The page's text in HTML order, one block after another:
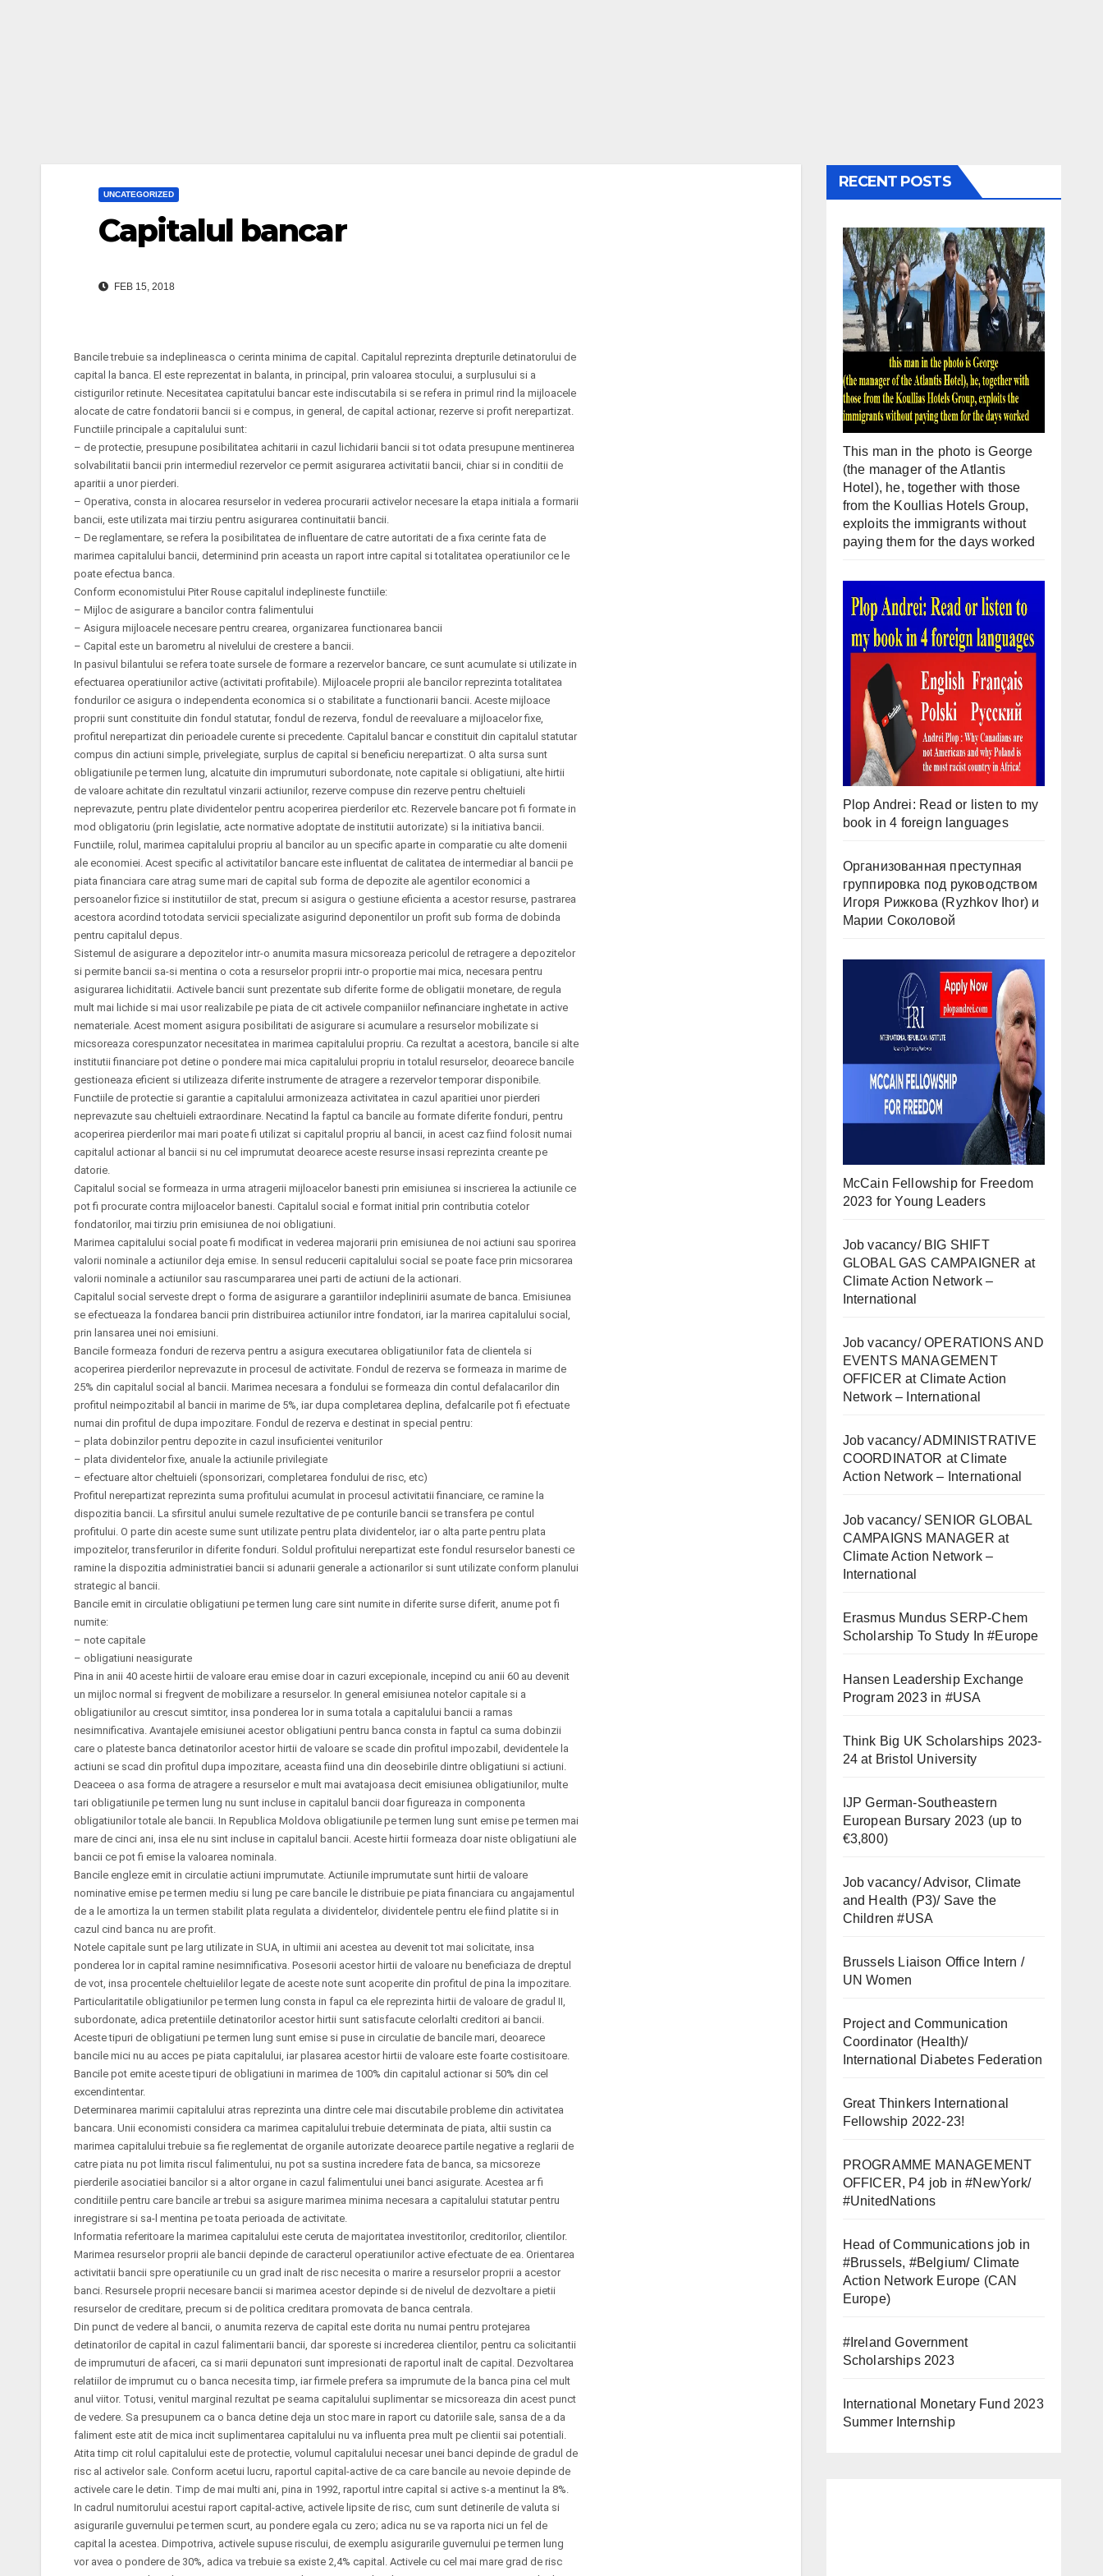
UNCATEGORIZED
Capitalul bancar
FEB 15, 2018
Bancile trebuie sa indeplineasca o cerinta minima de capital. Capitalul reprezinta drepturile detinatorului de
capital la banca. El este reprezentat in balanta, in principal, prin valoarea stocului, a surplusului si a
cistigurilor retinute. Necesitatea capitatului bancar este indiscutabila si se refera in primul rind la mijloacele
alocate de catre fondatorii bancii si e compus, in general, de capital actionar, rezerve si profit nerepartizat.
Functiile principale a capitalului sunt:
– de protectie, presupune posibilitatea achitarii in cazul lichidarii bancii si tot odata presupune mentinerea
solvabilitatii bancii prin intermediul rezervelor ce permit asigurarea activitatii bancii, chiar si in conditii de
aparitii a unor pierderi.
– Operativa, consta in alocarea resurselor in vederea procurarii activelor necesare la etapa initiala a formarii
bancii, este utilizata mai tirziu pentru asigurarea continuitatii bancii.
– De reglamentare, se refera la posibilitatea de influentare de catre autoritati de a fixa cerinte fata de
marimea capitalului bancii, determinind prin aceasta un raport intre capital si totalitatea operatiunilor ce le
poate efectua banca.
Conform economistului Piter Rouse capitalul indeplineste functiile:
– Mijloc de asigurare a bancilor contra falimentului
– Asigura mijloacele necesare pentru crearea, organizarea functionarea bancii
– Capital este un barometru al nivelului de crestere a bancii.
In pasivul bilantului se refera toate sursele de formare a rezervelor bancare, ce sunt acumulate si utilizate in
efectuarea operatiunilor active (activitati profitabile). Mijloacele proprii ale bancilor reprezinta totalitatea
fondurilor ce asigura o independenta economica si o stabilitate a functionarii bancii. Aceste mijloace
proprii sunt constituite din fondul statutar, fondul de rezerva, fondul de reevaluare a mijloacelor fixe,
profitul nerepartizat din perioadele curente si precedente. Capitalul bancar e constituit din capitalul statutar
compus din actiuni simple, privelegiate, surplus de capital si beneficiu nerepartizat. O alta sursa sunt
obligatiunile pe termen lung, alcatuite din imprumuturi subordonate, note capitale si obligatiuni, alte hirtii
de valoare achitate din rezultatul vinzarii actiunilor, rezerve compuse din rezerve pentru cheltuieli
neprevazute, pentru plate dividentelor pentru acoperirea pierderilor etc. Rezervele bancare pot fi formate in
mod obligatoriu (prin legislatie, acte normative adoptate de institutii autorizate) si la initiativa bancii.
Functiile, rolul, marimea capitalului propriu al bancilor au un specific aparte in comparatie cu alte domenii
ale economiei. Acest specific al activitatilor bancare este influentat de calitatea de intermediar al bancii pe
piata financiara care atrag sume mari de capital sub forma de depozite ale agentilor economici a
persoanelor fizice si institutiilor de stat, precum si asigura o gestiune eficienta a acestor resurse, pastrarea
acestora acordind totodata servicii specializate asigurind deponentilor un profit sub forma de dobinda
pentru capitalul depus.
Sistemul de asigurare a depozitelor intr-o anumita masura micsoreaza pericolul de retragere a depozitelor
si permite bancii sa-si mentina o cota a resurselor proprii intr-o proportie mai mica, necesara pentru
asigurarea lichiditatii. Activele bancii sunt prezentate sub diferite forme de obligatii monetare, de regula
mult mai lichide si mai usor realizabile pe piata de cit activele companiilor nefinanciare inghetate in active
nemateriale. Acest moment asigura posibilitati de asigurare si acumulare a resurselor mobilizate si
micsoreaza corespunzator necesitatea in marimea capitalului propriu. Ca rezultat a acestora, bancile si alte
institutii financiare pot detine o pondere mai mica capitalului propriu in totalul resurselor, deoarece bancile
gestioneaza eficient si utilizeaza diferite instrumente de atragere a rezervelor temporar disponibile.
Functiile de protectie si garantie a capitalului armonizeaza activitatea in cazul aparitiei unor pierderi
neprevazute sau cheltuieli extraordinare. Necatind la faptul ca bancile au formate diferite fonduri, pentru
acoperirea pierderilor mai mari poate fi utilizat si capitalul propriu al bancii, in acest caz fiind folosit numai
capitalul actionar al bancii si nu cel imprumutat deoarece aceste resurse insasi reprezinta creante pe
datorie.
Capitalul social se formeaza in urma atragerii mijloacelor banesti prin emisiunea si inscrierea la actiunile ce
pot fi procurate contra mijloacelor banesti. Capitalul social e format initial prin contributia cotelor
fondatorilor, mai tirziu prin emisiunea de noi obligatiuni.
Marimea capitalului social poate fi modificat in vederea majorarii prin emisiunea de noi actiuni sau sporirea
valorii nominale a actiunilor deja emise. In sensul reducerii capitalului social se poate face prin micsorarea
valorii nominale a actiunilor sau rascumpararea unei parti de actiuni de la actionari.
Capitalul social serveste drept o forma de asigurare a garantiilor indeplinirii asumate de banca. Emisiunea
se efectueaza la fondarea bancii prin distribuirea actiunilor intre fondatori, iar la marirea capitalului social,
prin lansarea unei noi emisiuni.
Bancile formeaza fonduri de rezerva pentru a asigura executarea obligatiunilor fata de clientela si
acoperirea pierderilor neprevazute in procesul de activitate. Fondul de rezerva se formeaza in marime de
25% din capitalul social al bancii. Marimea necesara a fondului se formeaza din contul defalacarilor din
profitul neimpozitabil al bancii in marime de 5%, iar dupa completarea deplina, defalcarile pot fi efectuate
numai din profitul de dupa impozitare. Fondul de rezerva e destinat in special pentru:
– plata dobinzilor pentru depozite in cazul insuficientei veniturilor
– plata dividentelor fixe, anuale la actiunile privilegiate
– efectuare altor cheltuieli (sponsorizari, completarea fondului de risc, etc)
Profitul nerepartizat reprezinta suma profitului acumulat in procesul activitatii financiare, ce ramine la
dispozitia bancii. La sfirsitul anului sumele rezultative de pe conturile bancii se transfera pe contul
profitului. O parte din aceste sume sunt utilizate pentru plata dividentelor, iar o alta parte pentru plata
impozitelor, transferurilor in diferite fonduri. Soldul profitului nerepartizat este fondul resurselor banesti ce
ramine la dispozitia administratiei bancii si adunarii generale a actionarilor si sunt utilizate conform planului
strategic al bancii.
Bancile emit in circulatie obligatiuni pe termen lung care sint numite in diferite surse diferit, anume pot fi
numite:
– note capitale
– obligatiuni neasigurate
Pina in anii 40 aceste hirtii de valoare erau emise doar in cazuri excepionale, incepind cu anii 60 au devenit
un mijloc normal si fregvent de mobilizare a resurselor. In general emisiunea notelor capitale si a
obligatiunilor au crescut simtitor, insa ponderea lor in suma totala a capitalului bancii a ramas
nesimnificativa. Avantajele emisiunei acestor obligatiuni pentru banca consta in faptul ca suma dobinzii
care o plateste banca detinatorilor acestor hirtii de valoare se scade din profitul impozabil, devidentele la
actiuni se scad din profitul dupa impozitare, aceasta fiind una din deosebirile dintre obligatiuni si actiuni.
Deaceea o asa forma de atragere a resurselor e mult mai avatajoasa decit emisiunea obligatiunilor, multe
tari obligatiunile pe termen lung nu sunt incluse in capitalul bancii doar figureaza in componenta
obligatiunilor totale ale bancii. In Republica Moldova obligatiunile pe termen lung sunt emise pe termen mai
mare de cinci ani, insa ele nu sint incluse in capitalul bancii. Aceste hirtii formeaza doar niste obligatiuni ale
bancii ce pot fi emise la valoarea nominala.
Bancile engleze emit in circulatie actiuni imprumutate. Actiunile imprumutate sunt hirtii de valoare
nominative emise pe termen mediu si lung pe care bancile le distribuie pe piata financiara cu angajamentul
de a le amortiza la un termen stabilit plata regulata a dividentelor, dividentele pentru ele fiind platite si in
cazul cind banca nu are profit.
Notele capitale sunt pe larg utilizate in SUA, in ultimii ani acestea au devenit tot mai solicitate, insa
ponderea lor in capital ramine nesimnificativa. Posesorii acestor hirtii de valoare nu beneficiaza de dreptul
de vot, insa procentele cheltuielilor legate de aceste note sunt acoperite din profitul de pina la impozitare.
Particularitatile obligatiunilor pe termen lung consta in fapul ca ele reprezinta hirtii de valoare de gradul II,
subordonate, adica pretentiile detinatorilor acestor hirtii sunt satisfacute celorlalti creditori ai bancii.
Aceste tipuri de obligatiuni pe termen lung sunt emise si puse in circulatie de bancile mari, deoarece
bancile mici nu au acces pe piata capitalului, iar plasarea acestor hirtii de valoare este foarte costisitoare.
Bancile pot emite aceste tipuri de obligatiuni in marimea de 100% din capitalul actionar si 50% din cel
excendintentar.
Determinarea marimii capitalului atras reprezinta una dintre cele mai discutabile probleme din activitatea
bancara. Unii economisti considera ca marimea capitalului trebuie determinata de piata, altii sustin ca
marimea capitalului trebuie sa fie reglementat de organile autorizate deoarece partile negative a reglarii de
catre piata nu pot limita riscul falimentului, nu pot sa sustina incredere fata de banca, sa micsoreze
pierderile asociatiei bancilor si a altor organe in cazul falimentului unei banci asigurate. Acestea ar fi
conditiile pentru care bancile ar trebui sa asigure marimea minima necesara a capitalului statutar pentru
inregistrare si sa-l mentina pe toata perioada de activitate.
Informatia referitoare la marimea capitalului este ceruta de majoritatea investitorilor, creditorilor, clientilor.
Marimea resurselor proprii ale bancii depinde de caracterul operatiunilor active efectuate de ea. Orientarea
activitatii bancii spre operatiunile cu un grad inalt de risc necesita o marire a resurselor proprii a acestor
banci. Resursele proprii necesare bancii si marimea acestor depinde si de nivelul de dezvoltare a pietii
resurselor de creditare, precum si de politica creditara promovata de banca centrala.
Din punct de vedere al bancii, o anumita rezerva de capital este dorita nu numai pentru protejarea
detinatorilor de capital in cazul falimentarii bancii, dar sporeste si increderea clientilor, pentru ca solicitantii
de imprumuturi de afaceri, ca si marii depunatori sunt impresionati de raportul inalt de capital. Dezvoltarea
relatiilor de imprumut cu o banca necesita timp, iar firmele prefera sa imprumute de la banca pina cel mult
anul viitor. Totusi, venitul marginal rezultat pe seama capitalului suplimentar se micsoreaza din acest punct
de vedere. Sa presupunem ca o banca detine deja un stoc mare in raport cu datoriile sale, sansa de a da
faliment este atit de mica incit suplimentarea capitalului nu va influenta prea mult pe clientii sai potentiali.
Atita timp cit rolul capitalului este de protectie, volumul capitalului necesar unei banci depinde de gradul de
risc al activelor sale. Conform acetui lucru, raportul capital-active de ca care bancile au nevoie depinde de
activele care le detin. Timp de mai multi ani, pina in 1992, raportul intre capital si active s-a mentinut la 8%.
In cadrul numitorului acestui raport capital-active, activele lipsite de risc, cum sunt detinerile de valuta si
asigurarile guvernului pe termen scurt, au pondere egala cu zero; adica nu se va raporta nici un fel de
capital la acestea. Dimpotriva, activele supuse riscului, de exemplu asigurarile guvernului pe termen lung
vor avea o pondere de 30%, adica va trebuie sa existe 2,4% capital. Activele cu cel mai mare grad de risc
RECENT POSTS
This man in the photo is George
(the manager of the Atlantis
Hotel), he, together with those
from the Koullias Hotels Group,
exploits the immigrants without
paying them for the days worked
Plop Andrei: Read or listen to my
book in 4 foreign languages
Организованная преступная
группировка под руководством
Игоря Рижкова (Ryzhkov Ihor) и
Марии Соколовой
McCain Fellowship for Freedom
2023 for Young Leaders
Job vacancy/ BIG SHIFT
GLOBAL GAS CAMPAIGNER at
Climate Action Network –
International
Job vacancy/ OPERATIONS AND
EVENTS MANAGEMENT
OFFICER at Climate Action
Network – International
Job vacancy/ ADMINISTRATIVE
COORDINATOR at Climate
Action Network – International
Job vacancy/ SENIOR GLOBAL
CAMPAIGNS MANAGER at
Climate Action Network –
International
Erasmus Mundus SERP-Chem
Scholarship To Study In #Europe
Hansen Leadership Exchange
Program 2023 in #USA
Think Big UK Scholarships 2023-
24 at Bristol University
IJP German-Southeastern
European Bursary 2023 (up to
€3,800)
Job vacancy/ Advisor, Climate
and Health (P3)/ Save the
Children #USA
Brussels Liaison Office Intern /
UN Women
Project and Communication
Coordinator (Health)/
International Diabetes Federation
Great Thinkers International
Fellowship 2022-23!
PROGRAMME MANAGEMENT
OFFICER, P4 job in #NewYork/
#UnitedNations
Head of Communications job in
#Brussels, #Belgium/ Climate
Action Network Europe (CAN
Europe)
#Ireland Government
Scholarships 2023
International Monetary Fund 2023
Summer Internship